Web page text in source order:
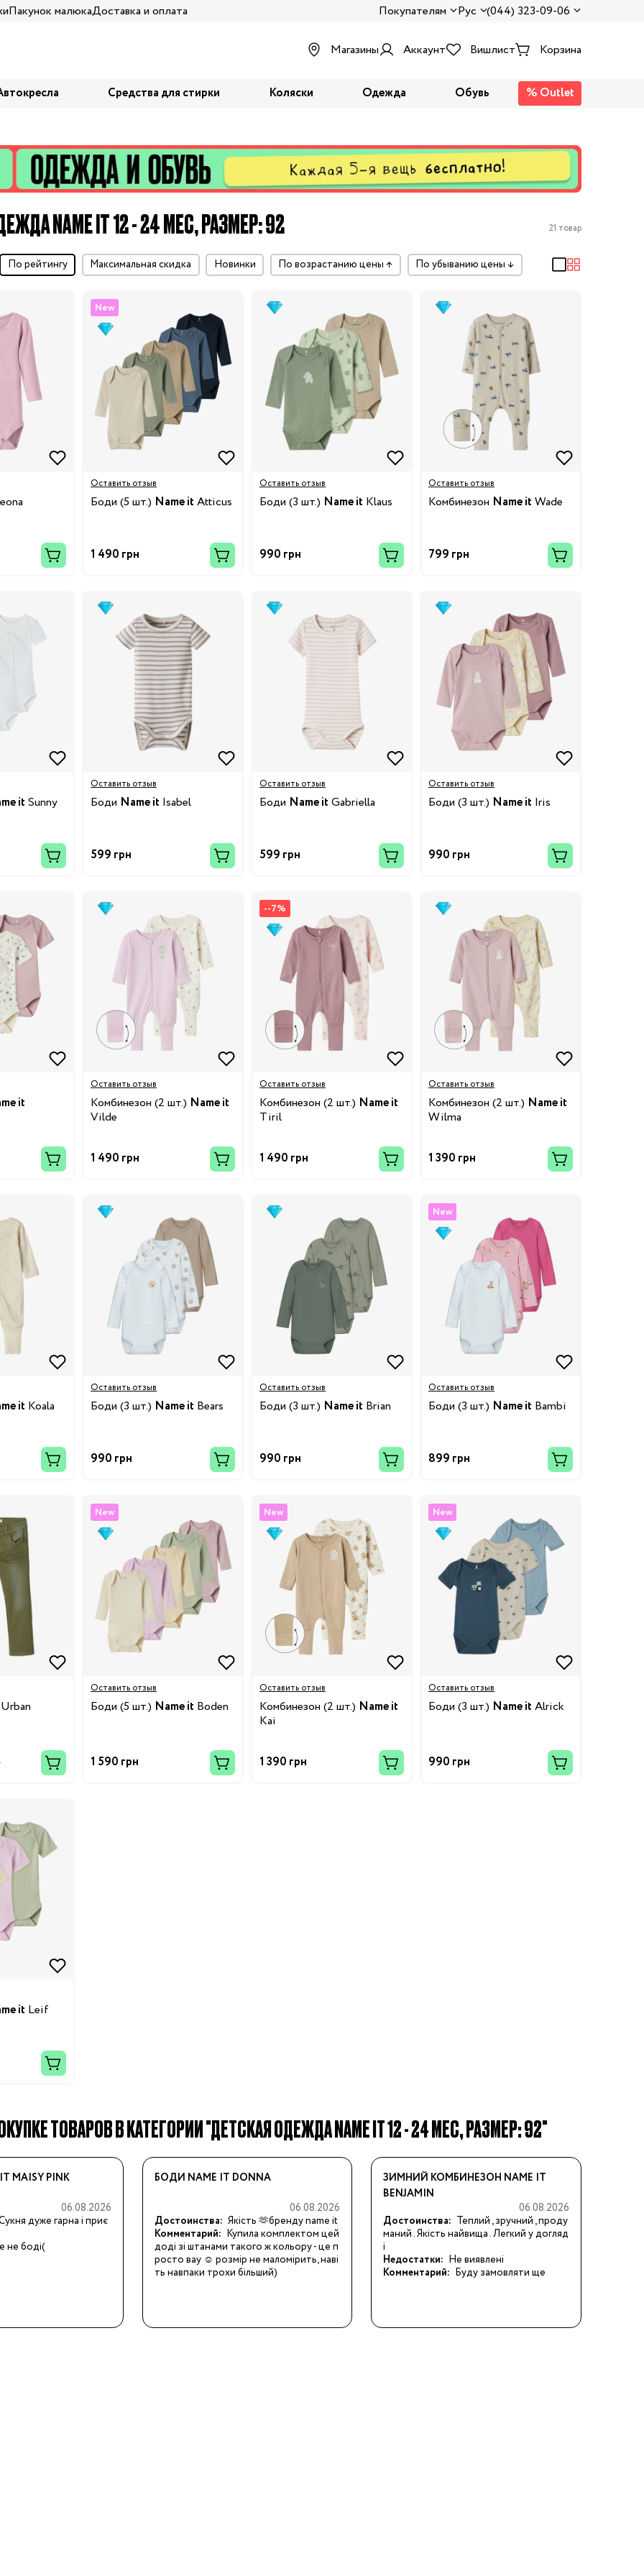
Пакунок малюкаДоставка и оплата Покупателям Рус (044) 323-09-06
24
29
Бренды:
Бренды:
Магазины Аккаунт Вишлист Корзина
Средства для стирки Коляски Одежда Обувь
% Outlet
NAME IT 12 - 24 МЕС, РАЗМЕР: 92 21 товар
по рейтингу максимальная скидка Новинки по возрастанию цены ↑ по убыванию цены ↓
New
Оставить отзыв
Боди (5 шт.) Name it Atticus
1 490 грн
Оставить отзыв
Боди (3 шт.) Name it Klaus
990 грн
Оставить отзыв
Комбинезон Name it Wade
799 грн
it Sunny
Оставить отзыв
Боди Name it Isabel
599 грн
Оставить отзыв
Боди Name it Gabriella
599 грн
Оставить отзыв
Боди (3 шт.) Name it Iris
990 грн
it
Оставить отзыв
Комбинезон (2 шт.) Name it
Vilde
1 490 грн
--7%
Оставить отзыв
Комбинезон (2 шт.) Name it
Tiril
1 490 грн
Оставить отзыв
Комбинезон (2 шт.) Name it
Wilma
1 390 грн
it Koala
Оставить отзыв
Боди (3 шт.) Name it Bears
990 грн
Оставить отзыв
Боди (3 шт.) Name it Brian
990 грн
New
Оставить отзыв
Боди (3 шт.) Name it Bambi
899 грн
Urban
New
Оставить отзыв
Боди (5 шт.) Name it Boden
1 590 грн
New
Оставить отзыв
Комбинезон (2 шт.) Name it
Kai
1 390 грн
New
Оставить отзыв
Боди (3 шт.) Name it Alrick
990 грн
it Leif
ТОВАРОВ В КАТЕГОРИИ "ДЕТСКАЯ ОДЕЖДА NAME IT 12 - 24 МЕС, РАЗМЕР: 92"
MAISY PINK
06.08.2026
дуже гарна і приє
не боді(
БОДИ NAME IT DONNA
06.08.2026
Достоинства: Якість 🫶бренду name it
Комментарий: Купила комплектом цей
доді зі штанами такого ж кольору - це п
росто вау ☺️ розмір не маломірить, наві
ть навпаки трохи більший)
ЗИМНИЙ КОМБИНЕЗОН NAME IT
BENJAMIN
06.08.2026
Достоинства: Теплий , зручний , проду
маний . Якість найвища . Легкий у догляд
і
Недостатки: Не виявлені
Комментарий: Буду замовляти ще